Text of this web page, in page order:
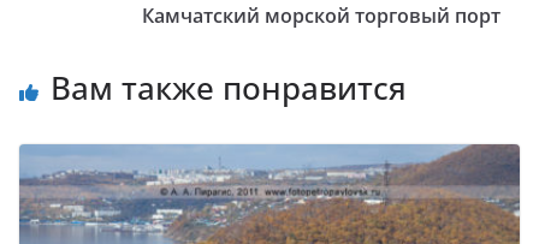
Камчатский морской торговый порт
Вам также понравится